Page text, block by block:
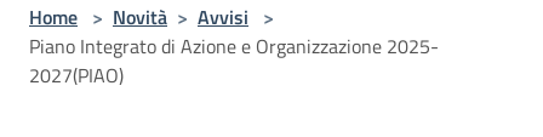
Home > Novità > Avvisi >
Piano Integrato di Azione e Organizzazione 2025-
2027(PIAO)